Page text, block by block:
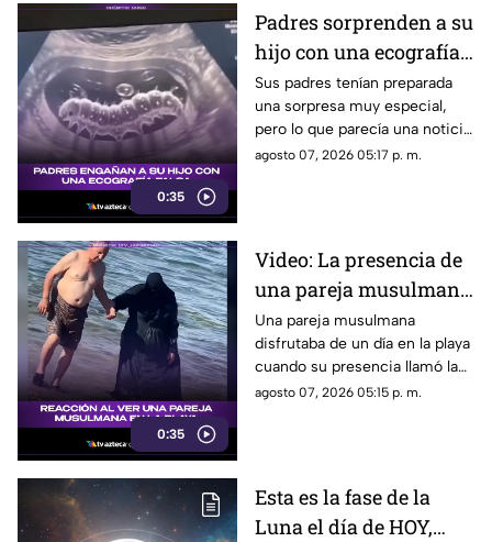
0:35
Padres sorprenden a su
hijo con una ecografía
falsa y su reacción se
vuelve inolvidable
Sus padres tenían preparada
una sorpresa muy especial,
pero lo que parecía una noticia
increíble terminó siendo una
agosto 07, 2026 05:17 p. m.
0:35
Video: La presencia de
una pareja musulmana
en la playa provoca
reacciones
Una pareja musulmana
disfrutaba de un día en la playa
cuando su presencia llamó la
atención de los presentes.
agosto 07, 2026 05:15 p. m.
Esta es la fase de la
Luna el día de HOY,